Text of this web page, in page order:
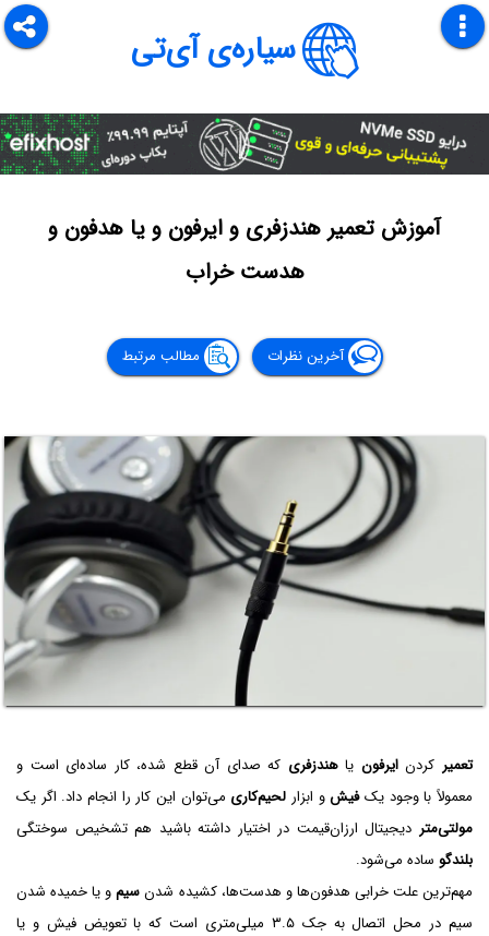
سیاره‌ی آی‌تی
آموزش تعمیر هندزفری و ایرفون و یا هدفون و
هدست خراب
آخرین نظرات مطالب مرتبط
تعمیر کردنایرفون یاهندزفری که صدای آن قطع شده، کار ساده‌ای است و
معمولاً با وجود یکفیشو ابزار لحیم‌کاری می‌توان این کار را انجام داد. اگر یک
مولتی‌متر دیجیتال ارزان‌قیمت در اختیار داشته باشید هم تشخیص سوختگی
بلندگو ساده می‌شود.
مهم‌ترین علت خرابی هدفون‌ها و هدست‌ها، کشیده شدنسیمو یا خمیده شدن
سیم در محل اتصال به جک ۳.۵ میلی‌متری است که با تعویض فیش و یا